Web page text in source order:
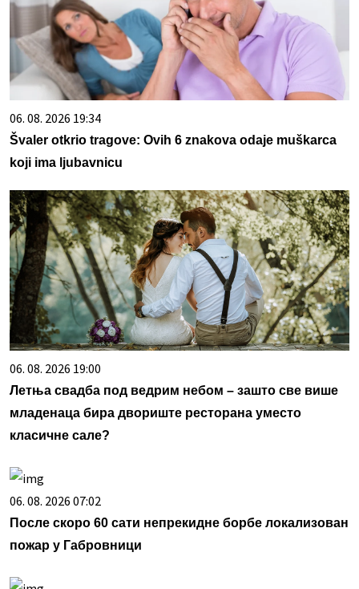
06. 08. 2026 19:34
Švaler otkrio tragove: Ovih 6 znakova odaje muškarca
koji ima ljubavnicu
06. 08. 2026 19:00
Летња свадба под ведрим небом – зашто све више
младенаца бира двориште ресторана уместо
класичне сале?
06. 08. 2026 07:02
После скоро 60 сати непрекидне борбе локализован
пожар у Габровници